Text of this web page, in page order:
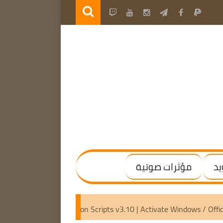
مؤثرات صوتية
Microsoft Activation Scripts v3.10 | Activate